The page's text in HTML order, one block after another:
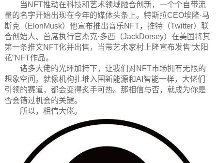
当NFT推动在科技和艺术领域融合创新，一个个自带流
量的名字开始出现在今年的媒体头条上。特斯拉CEO埃隆·马
斯克（ElonMusk）他宣布推出音乐NFT，推特（Twitter）联
合创始人、首席执行官杰克·多西（JackDorsey）在美国将其
第一条推文NFT化并出售，当带艺术家村上隆宣布发售“太阳
花”NFT作品。
诸多大佬的光环加持下，让我们对NFT市场拥有无限的
想象空间。就像机构扎堆入围新能源和AI智能一样，大佬们
引领的赛道，都会变得炙手可热。那相信与否，就成为你是
否会错过机会的关键。
所以，相信大佬。